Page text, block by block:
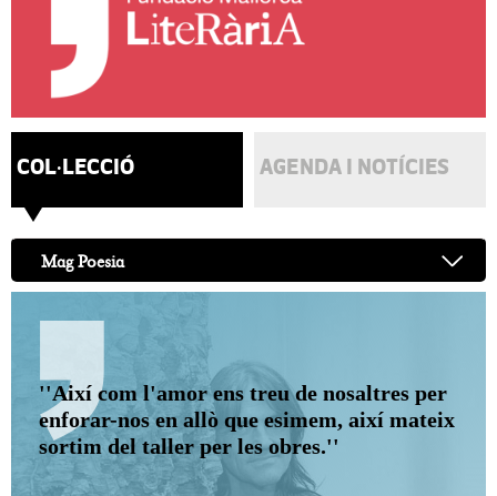
COL·LECCIÓ AGENDA I NOTÍCIES
Mag Poesia
''Així com l'amor ens treu de nosaltres per
enforar-nos en allò que esimem, així mateix
sortim del taller per les obres.''